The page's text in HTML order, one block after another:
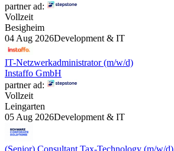
partner ad:
Vollzeit
Besigheim
04 Aug 2026Development & IT
IT-Netzwerkadministrator (m/w/d)
Instaffo GmbH
partner ad:
Vollzeit
Leingarten
05 Aug 2026Development & IT
(Senior) Consultant Tax-Technology (m/w/d)